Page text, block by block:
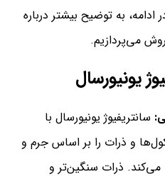
به توضیح بیشتر درباره
می‌پردازیم.
یونیورسال
سانتریفیوژ یونیورسال با
و ذرات را بر اساس جرم و
ذرات سنگین‌تر و